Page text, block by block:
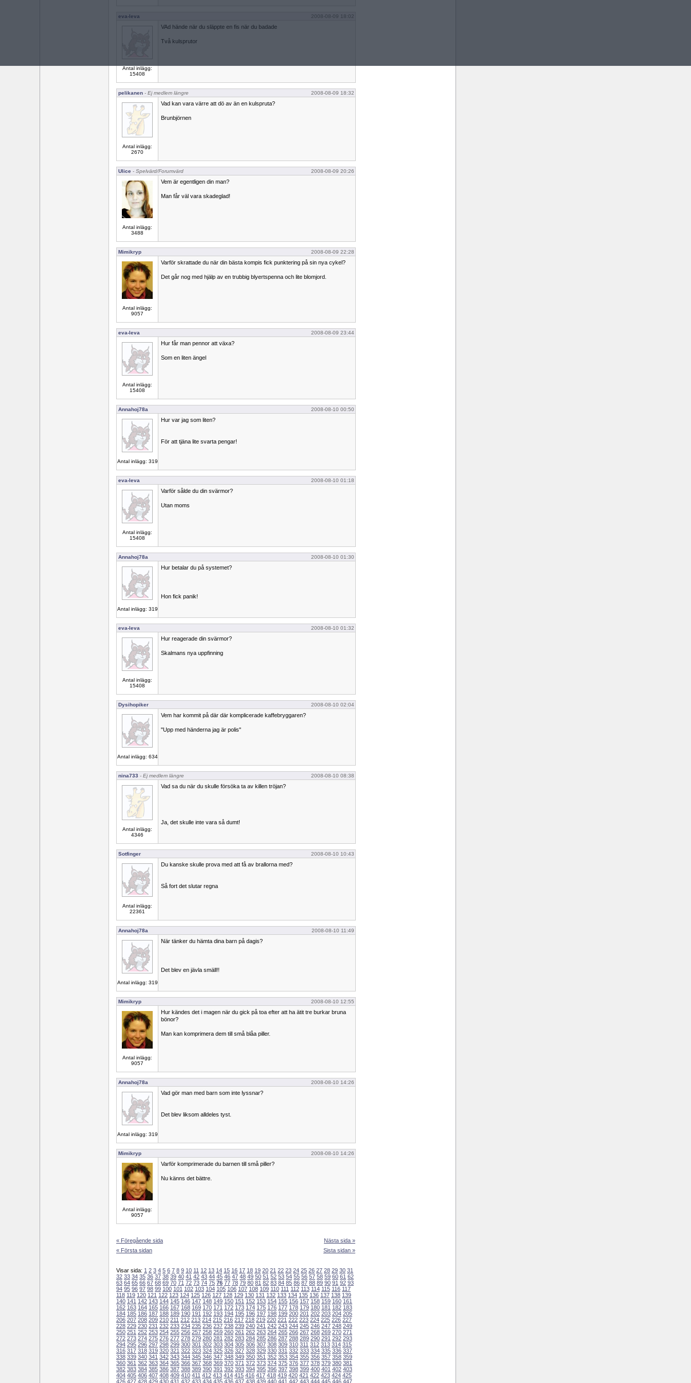
eva-leva 2008-08-09 18:02
Antal inlägg:
15408
VAd hände när du släppte en fis när du badade
Två kulsprutor
pelikanen - Ej medlem längre 2008-08-09 18:32
Antal inlägg:
2670
Vad kan vara värre att dö av än en kulspruta?
Brunbjörnen
Ulice - Spelvärd/Forumvärd 2008-08-09 20:26
Antal inlägg:
3488
Vem är egentligen din man?
Man får väl vara skadeglad!
Mimikryp 2008-08-09 22:28
Antal inlägg:
9057
Varför skrattade du när din bästa kompis fick punktering på sin nya cykel?
Det går nog med hjälp av en trubbig blyertspenna och lite blomjord.
eva-leva 2008-08-09 23:44
Antal inlägg:
15408
Hur får man pennor att växa?
Som en liten ängel
Annahoj78a 2008-08-10 00:50
Antal inlägg: 319
Hur var jag som liten?
För att tjäna lite svarta pengar!
eva-leva 2008-08-10 01:18
Antal inlägg:
15408
Varför sålde du din svärmor?
Utan moms
Annahoj78a 2008-08-10 01:30
Antal inlägg: 319
Hur betalar du på systemet?
Hon fick panik!
eva-leva 2008-08-10 01:32
Antal inlägg:
15408
Hur reagerade din svärmor?
Skalmans nya uppfinning
Dysihopiker 2008-08-10 02:04
Antal inlägg: 634
Vem har kommit på där där komplicerade kaffebryggaren?
"Upp med händerna jag är polis"
nina733 - Ej medlem längre 2008-08-10 08:38
Antal inlägg:
4346
Vad sa du när du skulle försöka ta av killen tröjan?
Ja, det skulle inte vara så dumt!
Sotfinger 2008-08-10 10:43
Antal inlägg:
22361
Du kanske skulle prova med att få av brallorna med?
Så fort det slutar regna
Annahoj78a 2008-08-10 11:49
Antal inlägg: 319
När tänker du hämta dina barn på dagis?
Det blev en jävla smäll!!
Mimikryp 2008-08-10 12:55
Antal inlägg:
9057
Hur kändes det i magen när du gick på toa efter att ha ätit tre burkar bruna
bönor?
Man kan komprimera dem till små blåa piller.
Annahoj78a 2008-08-10 14:26
Antal inlägg: 319
Vad gör man med barn som inte lyssnar?
Det blev liksom alldeles tyst.
Mimikryp 2008-08-10 14:26
Antal inlägg:
9057
Varför komprimerade du barnen till små piller?
Nu känns det bättre.
« Föregående sida
« Första sidan
Nästa sida »
Sista sidan »
Visar sida: 1 2 3 4 5 6 7 8 9 10 11 12 13 14 15 16 17 18 19 20 21 22 23 24 25 26 27 28 29 30 31
32 33 34 35 36 37 38 39 40 41 42 43 44 45 46 47 48 49 50 51 52 53 54 55 56 57 58 59 60 61 62
63 64 65 66 67 68 69 70 71 72 73 74 75 76 77 78 79 80 81 82 83 84 85 86 87 88 89 90 91 92 93
94 95 96 97 98 99 100 101 102 103 104 105 106 107 108 109 110 111 112 113 114 115 116 117
118 119 120 121 122 123 124 125 126 127 128 129 130 131 132 133 134 135 136 137 138 139
140 141 142 143 144 145 146 147 148 149 150 151 152 153 154 155 156 157 158 159 160 161
162 163 164 165 166 167 168 169 170 171 172 173 174 175 176 177 178 179 180 181 182 183
184 185 186 187 188 189 190 191 192 193 194 195 196 197 198 199 200 201 202 203 204 205
206 207 208 209 210 211 212 213 214 215 216 217 218 219 220 221 222 223 224 225 226 227
228 229 230 231 232 233 234 235 236 237 238 239 240 241 242 243 244 245 246 247 248 249
250 251 252 253 254 255 256 257 258 259 260 261 262 263 264 265 266 267 268 269 270 271
272 273 274 275 276 277 278 279 280 281 282 283 284 285 286 287 288 289 290 291 292 293
294 295 296 297 298 299 300 301 302 303 304 305 306 307 308 309 310 311 312 313 314 315
316 317 318 319 320 321 322 323 324 325 326 327 328 329 330 331 332 333 334 335 336 337
338 339 340 341 342 343 344 345 346 347 348 349 350 351 352 353 354 355 356 357 358 359
360 361 362 363 364 365 366 367 368 369 370 371 372 373 374 375 376 377 378 379 380 381
382 383 384 385 386 387 388 389 390 391 392 393 394 395 396 397 398 399 400 401 402 403
404 405 406 407 408 409 410 411 412 413 414 415 416 417 418 419 420 421 422 423 424 425
426 427 428 429 430 431 432 433 434 435 436 437 438 439 440 441 442 443 444 445 446 447